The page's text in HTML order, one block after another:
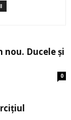
Ducele și
0